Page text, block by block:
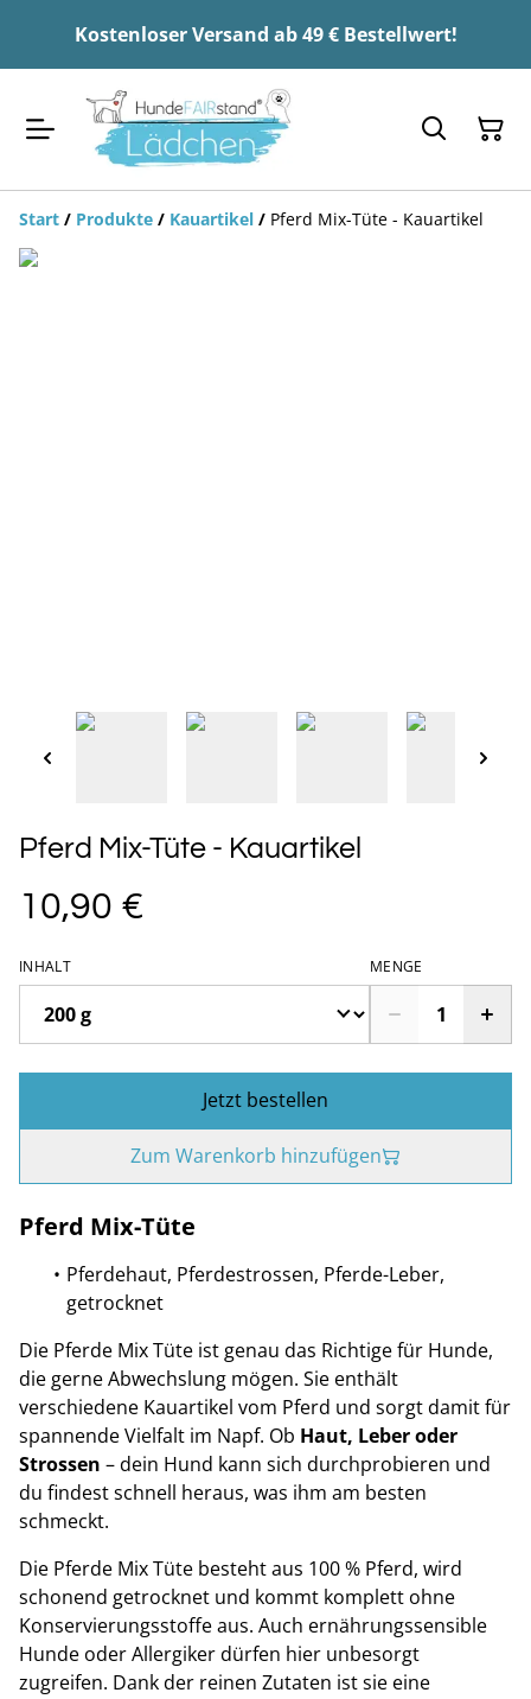
Kostenloser Versand ab 49 € Bestellwert!
Start / Produkte / Kauartikel / Pferd Mix-Tüte - Kauartikel
Pferd Mix-Tüte - Kauartikel
10,90 €
INHALT MENGE
Jetzt bestellen
Zum Warenkorb hinzufügen
Pferd Mix-Tüte
Pferdehaut, Pferdestrossen, Pferde-Leber,
getrocknet
Die Pferde Mix Tüte ist genau das Richtige für Hunde,
die gerne Abwechslung mögen. Sie enthält
verschiedene Kauartikel vom Pferd und sorgt damit für
spannende Vielfalt im Napf. Ob Haut, Leber oder
Strossen – dein Hund kann sich durchprobieren und
du findest schnell heraus, was ihm am besten
schmeckt.
Die Pferde Mix Tüte besteht aus 100 % Pferd, wird
schonend getrocknet und kommt komplett ohne
Konservierungsstoffe aus. Auch ernährungssensible
Hunde oder Allergiker dürfen hier unbesorgt
zugreifen. Dank der reinen Zutaten ist sie eine